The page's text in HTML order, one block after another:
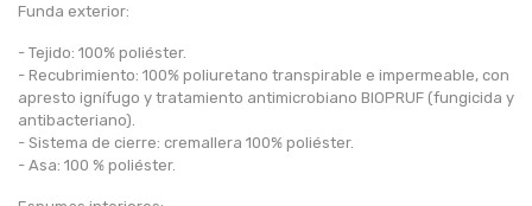
Funda exterior:
- Tejido: 100% poliéster.
- Recubrimiento: 100% poliuretano transpirable e impermeable, con
apresto ignífugo y tratamiento antimicrobiano BIOPRUF (fungicida y
antibacteriano).
- Sistema de cierre: cremallera 100% poliéster.
- Asa: 100 % poliéster.